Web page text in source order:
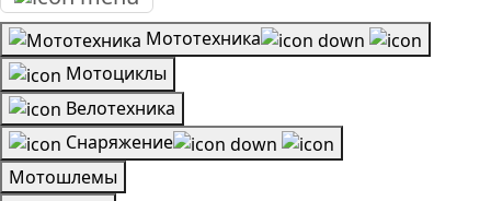
Мототехника
Мотоциклы
Велотехника
Снаряжение
Мотошлемы